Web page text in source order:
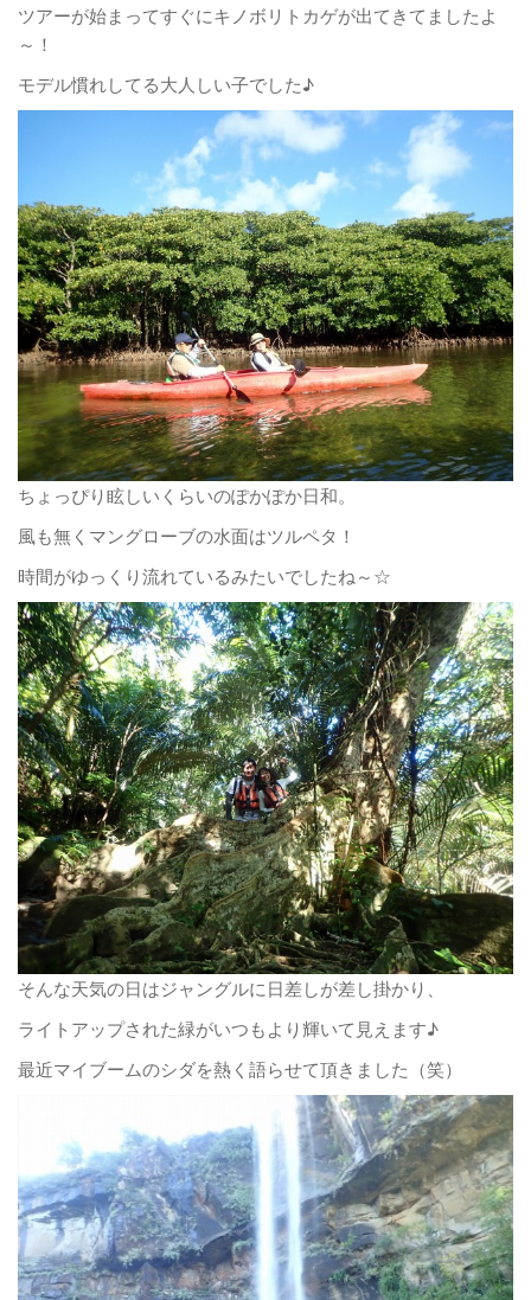
ツアーが始まってすぐにキノボリトカゲが出てきてましたよ
～！
モデル慣れしてる大人しい子でした♪
ちょっぴり眩しいくらいのぽかぽか日和。
風も無くマングローブの水面はツルペタ！
時間がゆっくり流れているみたいでしたね～☆
そんな天気の日はジャングルに日差しが差し掛かり、
ライトアップされた緑がいつもより輝いて見えます♪
最近マイブームのシダを熱く語らせて頂きました（笑）